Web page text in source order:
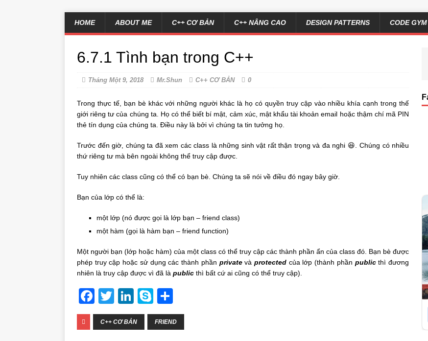
HOME ABOUT ME C++ CƠ BẢN C++ NÂNG CAO DESIGN PATTERNS CODE GYM
6.7.1 Tình bạn trong C++
Tháng Một 9, 2018 Mr.Shun C++ CƠ BẢN 0
Trong thực tế, bạn bè khác với những người khác là họ có quyền truy cập vào nhiều khía cạnh trong thế
giới riêng tư của chúng ta. Họ có thể biết bí mật, cảm xúc, mật khẩu tài khoản email hoặc thậm chí mã PIN
thẻ tín dụng của chúng ta. Điều này là bởi vì chúng ta tin tưởng họ.
Trước đến giờ, chúng ta đã xem các class là những sinh vật rất thận trọng và đa nghi 😆. Chúng có nhiều
thứ riêng tư mà bên ngoài không thể truy cập được.
Tuy nhiên các class cũng có thể có bạn bè. Chúng ta sẽ nói về điều đó ngay bây giờ.
Bạn của lớp có thể là:
một lớp (nó được gọi là lớp bạn – friend class)
một hàm (gọi là hàm bạn – friend function)
Một người bạn (lớp hoặc hàm) của một class có thể truy cập các thành phần ẩn của class đó. Bạn bè được
phép truy cập hoặc sử dụng các thành phần private và protected của lớp (thành phần publicthì đương
nhiên là truy cập được vì đã là public thì bất cứ ai cũng có thể truy cập).
F
a
c
T
w
itt
Li
n
k
S
k
y
h
ar
C++ CƠ BẢN FRIEND